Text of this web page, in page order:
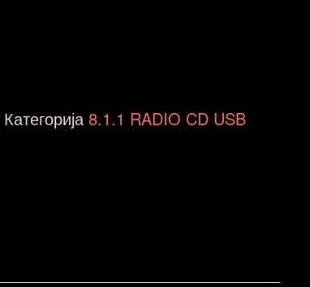
Категорија8.1.1 RADIO CD USB